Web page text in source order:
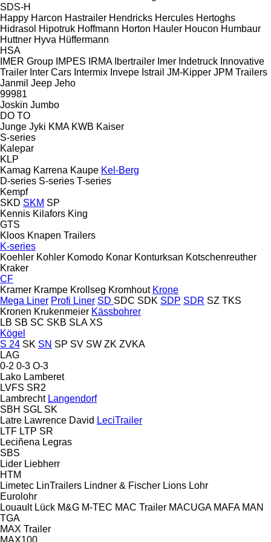
SDS-H
Happy Harcon Hastrailer Hendricks Hercules Hertoghs
Hidrasol Hipotruk Hoffmann Horton Hauler Houcon Humbaur
Huttner Hyva Hüffermann
HSA
IMER Group IMPES IRMA Ibertrailer Imer Indetruck Innovative
Trailer Inter Cars Intermix Invepe Istrail JM-Kipper JPM Trailers
Janmil Jeep Jeho
99981
Joskin Jumbo
DO TO
Junge Jyki KMA KWB Kaiser
S-series
Kalepar
KLP
Kamag Karrena Kaupe Kel-Berg
D-series S-series T-series
Kempf
SKD SKM SP
Kennis Kilafors King
GTS
Kloos Knapen Trailers
K-series
Koehler Kohler Komodo Konar Konturksan Kotschenreuther
Kraker
CF
Kramer Krampe Krollseg Kromhout Krone
Mega Liner Profi Liner SD SDC SDK SDP SDR SZ TKS
Kronen Krukenmeier Kässbohrer
LB SB SC SKB SLA XS
Kögel
S 24 SK SN SP SV SW ZK ZVKA
LAG
0-2 0-3 O-3
Lako Lamberet
LVFS SR2
Lambrecht Langendorf
SBH SGL SK
Latre Lawrence David LeciTrailer
LTF LTP SR
Leciñena Legras
SBS
Lider Liebherr
HTM
Limetec LinTrailers Lindner & Fischer Lions Lohr
Eurolohr
Louault Lück M&G M-TEC MAC Trailer MACUGA MAFA MAN
TGA
MAX Trailer
MAX100